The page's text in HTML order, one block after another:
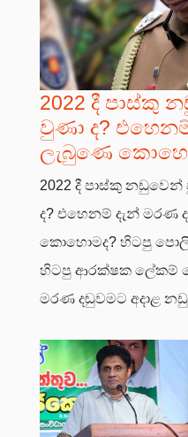
2022 දී පාස්කු
වුණා ද?
ලැබුණෙ
2022 දී පාස්කු
ද? එහෙනම් දැන් මරණ
කොහොමද? හිටපු
හිටපු ආරක්ෂක ලේකම්
මරණ දඬුවමට අදාළ